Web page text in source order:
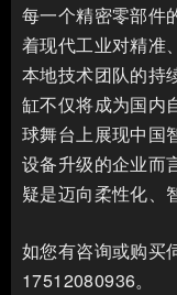
每一个精密零部件
着现代工业对精准
本地技术团队的持
缸不仅将成为国内
球舞台上展现中国
设备升级的企业而
疑是迈向柔性化、
如您有咨询或购买
17512080936。